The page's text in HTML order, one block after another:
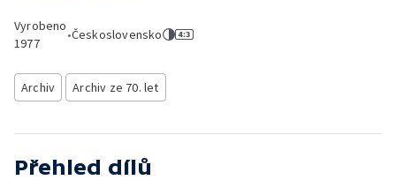
Vyrobeno
1977
•Československo
Archiv Archiv ze 70. let
Přehled dílů